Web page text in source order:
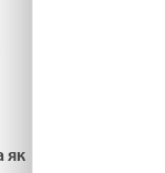
як